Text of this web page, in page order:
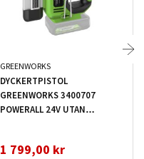
GREENWORKS
DYCKERTPISTOL
GREENWORKS 3400707
POWERALL 24V UTAN
1 799,00 kr